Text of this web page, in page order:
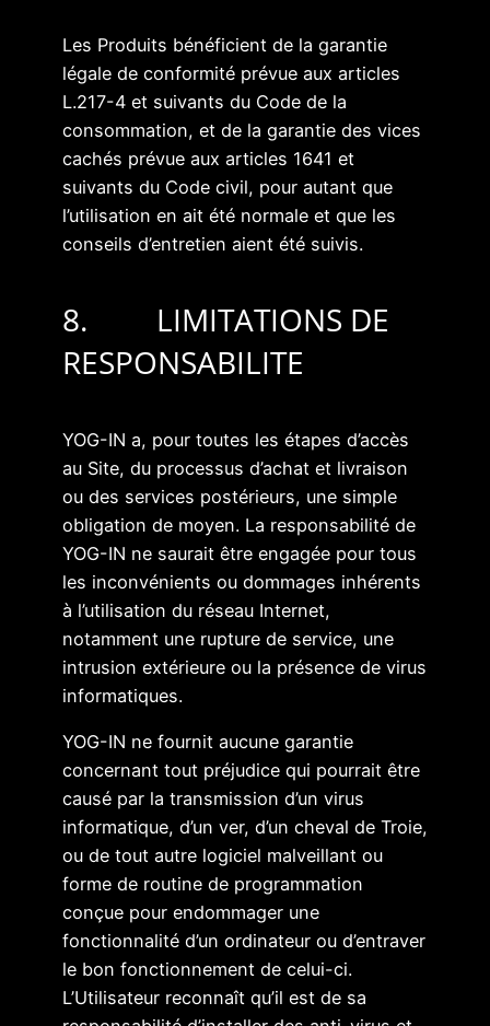
Les Produits bénéficient de la garantie
légale de conformité prévue aux articles
L.217-4 et suivants du Code de la
consommation, et de la garantie des vices
cachés prévue aux articles 1641 et
suivants du Code civil, pour autant que
l’utilisation en ait été normale et que les
conseils d’entretien aient été suivis.
8. LIMITATIONS DE
RESPONSABILITE
YOG-IN a, pour toutes les étapes d’accès
au Site, du processus d’achat et livraison
ou des services postérieurs, une simple
obligation de moyen. La responsabilité de
YOG-IN ne saurait être engagée pour tous
les inconvénients ou dommages inhérents
à l’utilisation du réseau Internet,
notamment une rupture de service, une
intrusion extérieure ou la présence de virus
informatiques.
YOG-IN ne fournit aucune garantie
concernant tout préjudice qui pourrait être
causé par la transmission d’un virus
informatique, d’un ver, d’un cheval de Troie,
ou de tout autre logiciel malveillant ou
forme de routine de programmation
conçue pour endommager une
fonctionnalité d’un ordinateur ou d’entraver
le bon fonctionnement de celui-ci.
L’Utilisateur reconnaît qu’il est de sa